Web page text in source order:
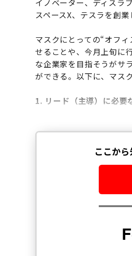
イノベーター、ディスラ
スペースX、テスラを創
マスクにとっての“オフ
せることや、今月上旬に
な企業家を目指そうがサ
ができる。以下に、マス
1. リード（主導）に必要